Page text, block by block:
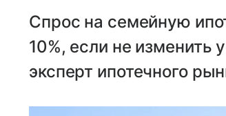
Спрос на семейную
10%, если не изменить
эксперт ипотечного